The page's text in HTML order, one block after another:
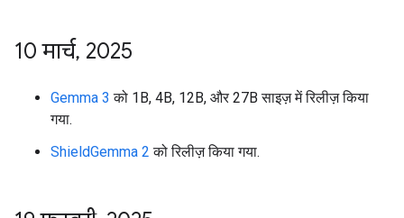
10 मार्च, 2025
Gemma 3 को 1B, 4B, 12B, और 27B साइज़ में रिलीज़ किया
गया.
ShieldGemma 2 को रिलीज़ किया गया.